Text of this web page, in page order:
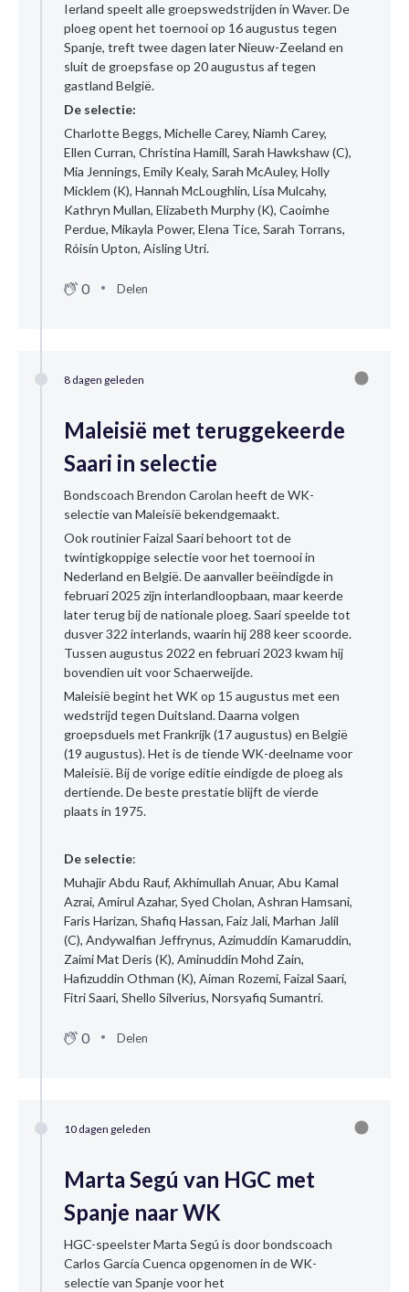
Ierland speelt alle groepswedstrijden in Waver. De
ploeg opent het toernooi op 16 augustus tegen
Spanje, treft twee dagen later Nieuw-Zeeland en
sluit de groepsfase op 20 augustus af tegen
gastland België.
De selectie:
Charlotte Beggs, Michelle Carey, Niamh Carey,
Ellen Curran, Christina Hamill, Sarah Hawkshaw (C),
Mia Jennings, Emily Kealy, Sarah McAuley, Holly
Micklem (K), Hannah McLoughlin, Lisa Mulcahy,
Kathryn Mullan, Elizabeth Murphy (K), Caoimhe
Perdue, Mikayla Power, Elena Tice, Sarah Torrans,
Róisín Upton, Aisling Utri.
0 Delen
8 dagen geleden
Maleisië met teruggekeerde
Saari in selectie
Bondscoach Brendon Carolan heeft de WK-
selectie van Maleisië bekendgemaakt.
Ook routinier Faizal Saari behoort tot de
twintigkoppige selectie voor het toernooi in
Nederland en België. De aanvaller beëindigde in
februari 2025 zijn interlandloopbaan, maar keerde
later terug bij de nationale ploeg. Saari speelde tot
dusver 322 interlands, waarin hij 288 keer scoorde.
Tussen augustus 2022 en februari 2023 kwam hij
bovendien uit voor Schaerweijde.
Maleisië begint het WK op 15 augustus met een
wedstrijd tegen Duitsland. Daarna volgen
groepsduels met Frankrijk (17 augustus) en België
(19 augustus). Het is de tiende WK-deelname voor
Maleisië. Bij de vorige editie eindigde de ploeg als
dertiende. De beste prestatie blijft de vierde
plaats in 1975.
De selectie:
Muhajir Abdu Rauf, Akhimullah Anuar, Abu Kamal
Azrai, Amirul Azahar, Syed Cholan, Ashran Hamsani,
Faris Harizan, Shafiq Hassan, Faiz Jali, Marhan Jalil
(C), Andywalfian Jeffrynus, Azimuddin Kamaruddin,
Zaimi Mat Deris (K), Aminuddin Mohd Zain,
Hafizuddin Othman (K), Aiman Rozemi, Faizal Saari,
Fitri Saari, Shello Silverius, Norsyafiq Sumantri.
0 Delen
10 dagen geleden
Marta Segú van HGC met
Spanje naar WK
HGC-speelster Marta Segú is door bondscoach
Carlos García Cuenca opgenomen in de WK-
selectie van Spanje voor het